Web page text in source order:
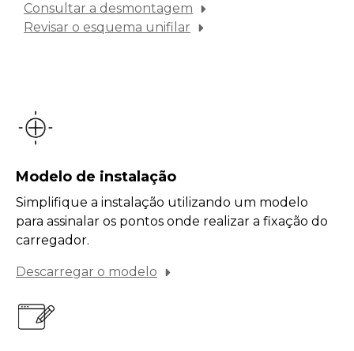
Consultar a desmontagem
Revisar o esquema unifilar
Modelo de instalação
Simplifique a instalação utilizando um modelo
para assinalar os pontos onde realizar a fixação do
carregador.
Descarregar o modelo